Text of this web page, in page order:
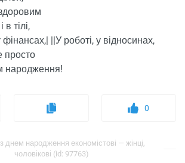
тілі,
||У роботі, у відносинах,
просто
​​народження!
0
днем ​​народження економістові — жінці,
чоловікові (id: 97763)